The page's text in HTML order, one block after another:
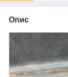
Опис